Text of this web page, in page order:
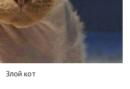
Злой кот